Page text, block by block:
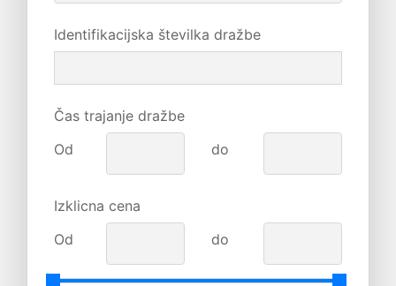
Identifikacijska številka dražbe
Čas trajanje dražbe
Od
do
Izklicna cena
Od
do